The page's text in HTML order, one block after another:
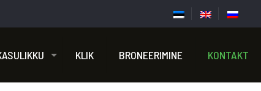
KLIK BRONEERIMINE KONTAKT